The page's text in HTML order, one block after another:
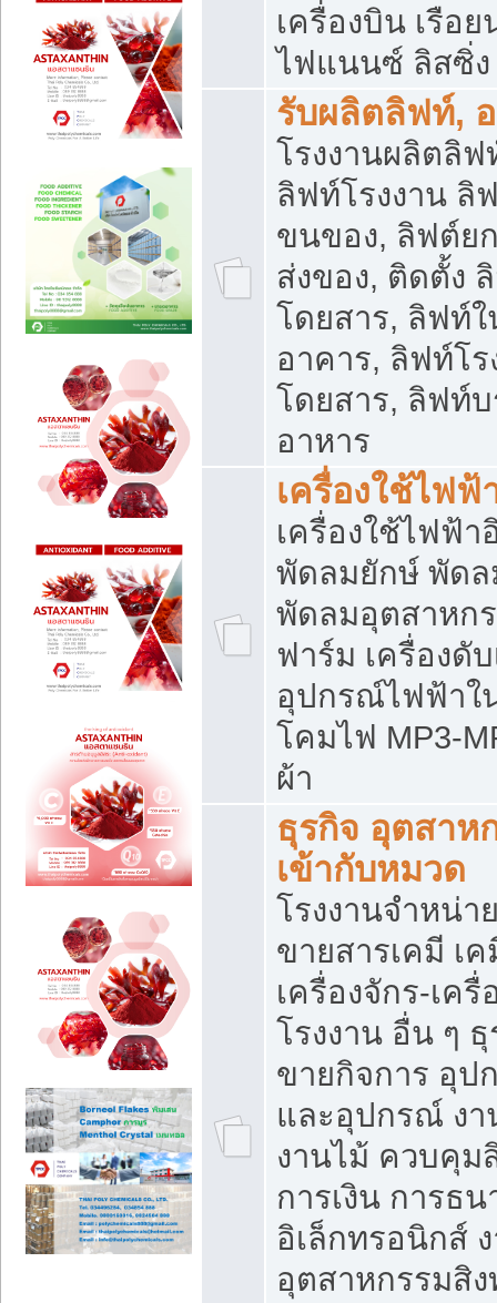
เครื่องบิน เรือ
ไฟแนนซ์ ลิสซิ่ง
รับผลิตลิฟท์,
โรงงานผลิตลิ
ลิฟท์โรงงาน ลิ
ขนของ, ลิฟต์ย
ส่งของ, ติดตั้ง
โดยสาร, ลิฟท์
อาคาร, ลิฟท์โ
โดยสาร, ลิฟท์
อาหาร
เครื่องใช้ไฟฟ้
เครื่องใช้ไฟฟ้า
พัดลมยักษ์ พัด
พัดลมอุตสาหก
ฟาร์ม เครื่องดั
อุปกรณ์ไฟฟ้าใ
โคมไฟ MP3-
ผ้า
ธุรกิจ อุตสาห
เข้ากับหมวด
โรงงานจำหน่
ขายสารเคมี เ
เครื่องจักร-เค
โรงงาน อื่น ๆ
ขายกิจการ อุป
และอุปกรณ์ ง
งานไม้ ควบคุม
การเงิน การธ
อิเล็กทรอนิกส์
อุตสาหกรรมสิ